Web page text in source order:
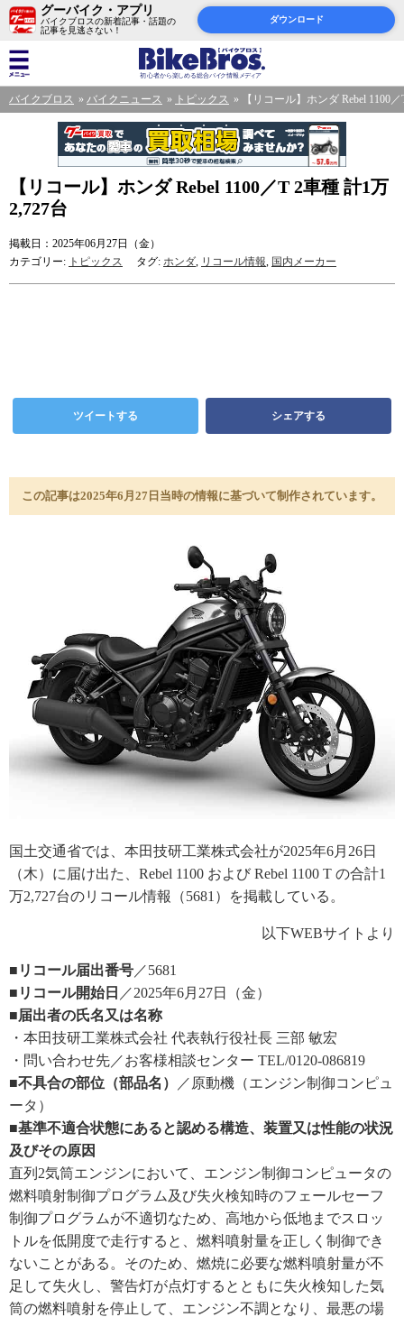
グーバイク・アプリ
バイクブロスの新着記事・話題の
記事を見逃さない！
ダウンロード
バイクブロス バイクニュース トピックス 【リコール】ホンダ Rebel 1100
【リコール】ホンダ Rebel 1100／T 2車種 計1万
2,727台
掲載日：2025年06月27日（金）
カテゴリー: トピックス タグ: ホンダ, リコール情報, 国内メーカー
ツイートする シェアする
この記事は2025年6月27日当時の情報に基づいて制作されています。
国土交通省では、本田技研工業株式会社が2025年6月26日
（木）に届け出た、Rebel 1100 および Rebel 1100 T の合計1
万2,727台のリコール情報（5681）を掲載している。
以下WEBサイトより
■リコール届出番号 ／5681
■リコール開始日 ／2025年6月27日（金）
■届出者の氏名又は名称
・本田技研工業株式会社 代表執行役社長 三部 敏宏
・問い合わせ先／お客様相談センター TEL/0120-086819
■不具合の部位（部品名）
／原動機（エンジン制御コンピュ
ータ）
■基準不適合状態にあると認める構造、装置又は性能の状況
及びその原因
直列2気筒エンジンにおいて、エンジン制御コンピュータの
燃料噴射制御プログラム及び失火検知時のフェールセーフ
制御プログラムが不適切なため、高地から低地までスロッ
トルを低開度で走行すると、燃料噴射量を正しく制御でき
ないことがある。そのため、燃焼に必要な燃料噴射量が不
足して失火し、警告灯が点灯するとともに失火検知した気
筒の燃料噴射を停止して、エンジン不調となり、最悪の場